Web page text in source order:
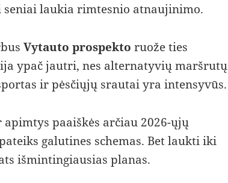
laukia rimtesnio atnaujinimo.
Vytauto prospekto ruože ties
ypač jautri, nes alternatyvių maršrutų
ir pėsčiųjų srautai yra intensyvūs.
paaiškės arčiau 2026-ųjų
galutines schemas. Bet laukti iki
išmintingiausias planas.